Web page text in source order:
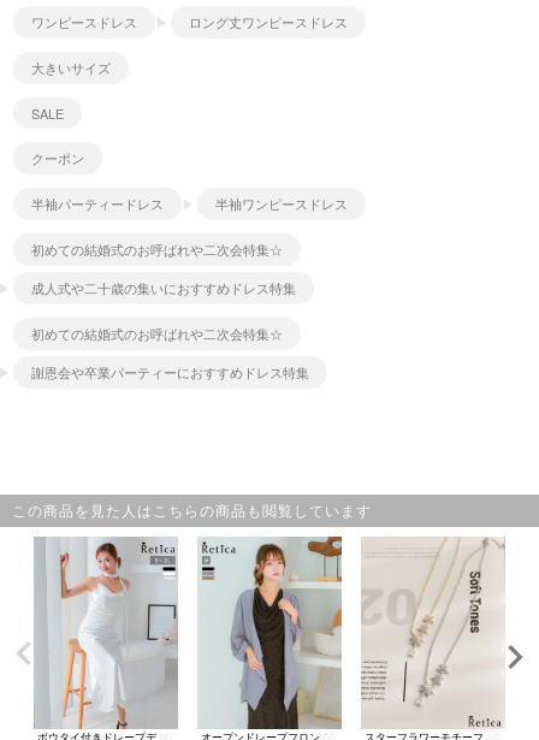
ワンピースドレス ロング丈ワンピースドレス
大きいサイズ
SALE
クーポン
半袖パーティードレス 半袖ワンピースドレス
初めての結婚式のお呼ばれや二次会特集☆
成人式や二十歳の集いにおすすめドレス特集
初めての結婚式のお呼ばれや二次会特集☆
謝恩会や卒業パーティーにおすすめドレス特集
この商品を見た人はこちらの商品も閲覧しています
ボウタイ付きドレープデザインサテン生地ロング丈パーティードレス(Sサイズ～2Lサイズ) オープンドレープフロントシアーロングカーディガン結婚式 二次会(Mサイズ) スターフラワーモチーフ ビジューネックレス(ゴールド/シルバー)